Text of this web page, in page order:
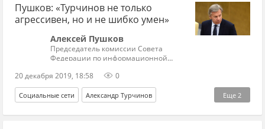
Пушков: «Турчинов не только
агрессивен, но и не шибко умен»
Алексей Пушков
Председатель комиссии Совета
Федерации по информационной
20 декабря 2019, 18:58
0
Еще 2
Социальные сети Александр Турчинов
пресс-конференция Владимир Путин